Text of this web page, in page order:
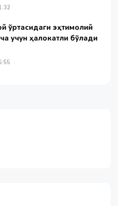
ўртасидаги эҳтимолий
учун ҳалокатли бўлади